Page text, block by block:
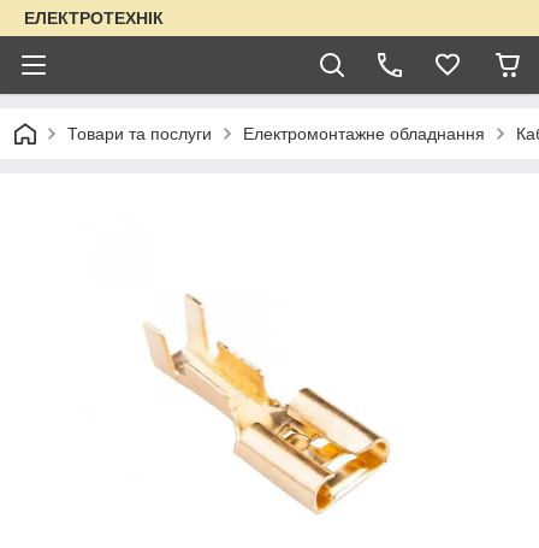
ЕЛЕКТРОТЕХНІК
Товари та послуги Електромонтажне обладнання